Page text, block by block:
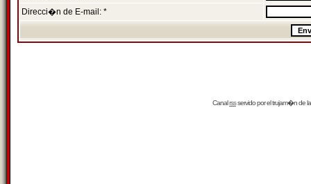
Direcci�n de E-mail: *
Canalrssservido por eltrujam�nde